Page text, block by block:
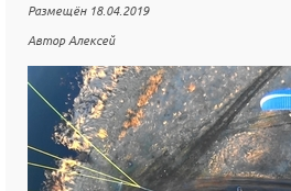
Размещён 18.04.2019
Автор Алексей